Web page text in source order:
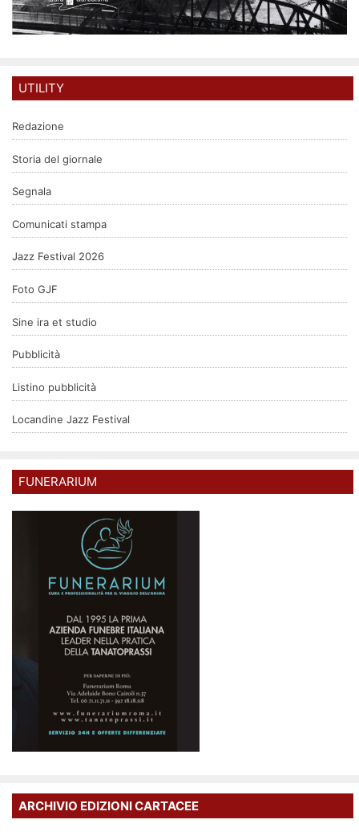
UTILITY
Redazione
Storia del giornale
Segnala
Comunicati stampa
Jazz Festival 2026
Foto GJF
Sine ira et studio
Pubblicità
Listino pubblicità
Locandine Jazz Festival
FUNERARIUM
ARCHIVIO EDIZIONI CARTACEE